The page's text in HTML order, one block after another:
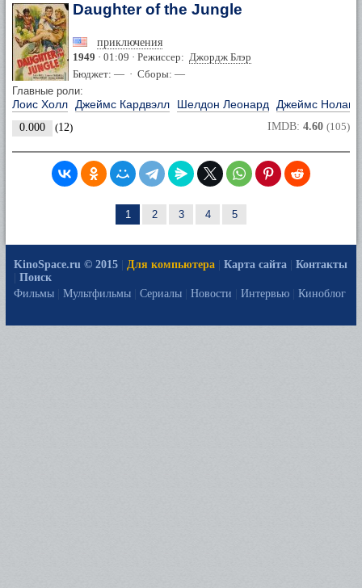
Daughter of the Jungle
приключения
1949 · 01:09 · Режиссер: Джордж Блэр
Бюджет: — · Сборы: —
Главные роли:
Лоис Холл Джеймс Кардвэлл Шелдон Леонард Джеймс Нолан
0.000 (12) IMDB: 4.60 (105)
1 2 3 4 5
KinoSpace.ru © 2015 Для компьютера Карта сайта
Контакты
Поиск
Фильмы
Мультфильмы Сериалы Новости Интервью Киноблог